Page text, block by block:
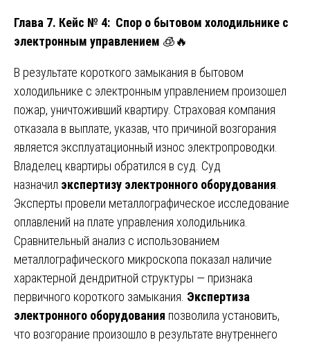
Глава 7. Кейс № 4: Спор о бытовом холодильнике с
электронным управлением 🧊🔥
В результате короткого замыкания в бытовом
холодильнике с электронным управлением произошел
пожар, уничтоживший квартиру. Страховая компания
отказала в выплате, указав, что причиной возгорания
является эксплуатационный износ электропроводки.
Владелец квартиры обратился в суд. Суд
назначил экспертизу электронного оборудования
Эксперты провели металлографическое исследование
оплавлений на плате управления холодильника.
Сравнительный анализ с использованием
металлографического микроскопа показал наличие
характерной дендритной структуры — признака
первичного короткого замыкания. Экспертиза
электронного оборудования позволила установить,
что возгорание произошло в результате внутреннего